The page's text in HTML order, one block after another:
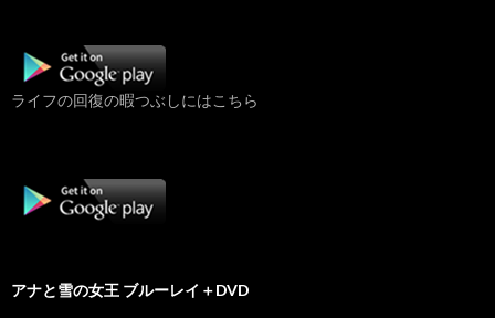
ライフの回復の暇つぶしにはこちら
アナと雪の女王 ブルーレイ＋DVD